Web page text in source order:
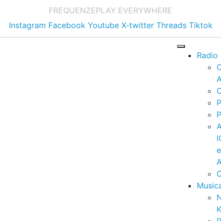
FREQUENZEPLAY EVERYWHERE
Instagram Facebook Youtube X-twitter Threads Tiktok
Radio
e